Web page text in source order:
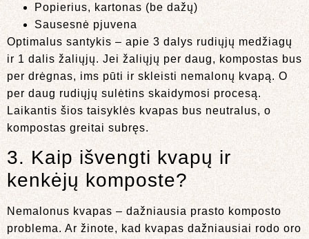
Popierius, kartonas (be dažų)
Sausesnė pjuvena
Optimalus santykis – apie 3 dalys rudiųjų medžiagų
ir 1 dalis žaliųjų. Jei žaliųjų per daug, kompostas bus
per drėgnas, ims pūti ir skleisti nemalonų kvapą. O
per daug rudiųjų sulėtins skaidymosi procesą.
Laikantis šios taisyklės kvapas bus neutralus, o
kompostas greitai subręs.
3. Kaip išvengti kvapų ir
kenkėjų komposte?
Nemalonus kvapas – dažniausia prasto komposto
problema. Ar žinote, kad kvapas dažniausiai rodo oro